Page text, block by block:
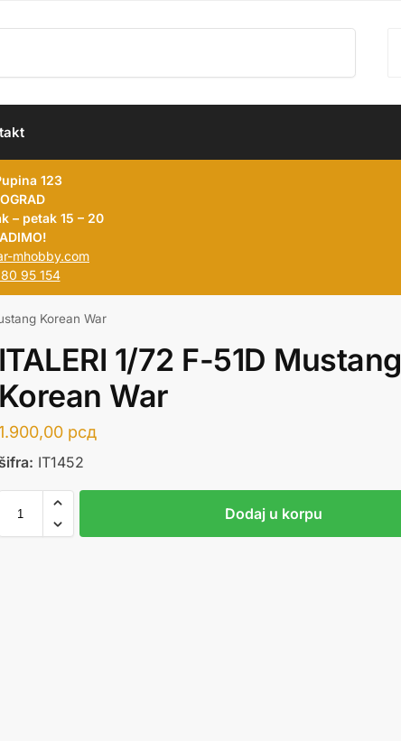
123
– petak 15 – 20
mhobby.com
95 154
Korean War
ITALERI 1/72 F-51D Mustang
Korean War
рсд
šifra: IT1452
Dodaj u korpu